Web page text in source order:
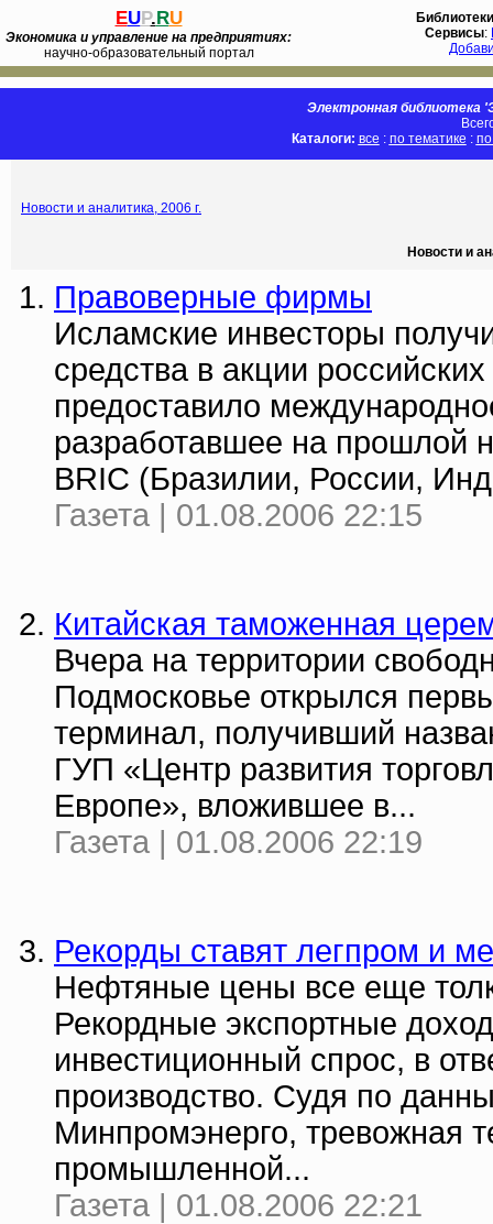
EUP.RU
Экономика и управление на предприятиях:
научно-образовательный портал
Библиотеки
Сервисы:
Электронная библиотека
Каталоги: все : по тематике :
Новости и аналитика, 2006 г.
Новости и
Правоверные фирмы
Исламские инвесторы
средства в акции
предоставило
разработавшее на прошлой
BRIC (Бразилии, России,
Газета | 01.08.2006 22:15
Китайская таможенная
Вчера на территории
Подмосковье открылся
терминал, получивший
ГУП «Центр развития
Европе», вложившее в...
Газета | 01.08.2006 22:19
Рекорды ставят легпром и
Нефтяные цены все еще
Рекордные экспортные
инвестиционный спрос, в
производство. Судя по
Минпромэнерго, тревожная
промышленной...
Газета | 01.08.2006 22:21